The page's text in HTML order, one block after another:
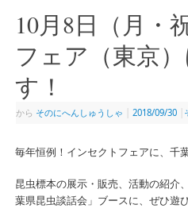
10月8日（月・
フェア（東京
す！
から そのにへんしゅうしゃ 2018/09/30
毎年恒例！インセクトフェアに、千
昆虫標本の展示・販売、活動の紹介
葉県昆虫談話会」ブースに、ぜひ遊